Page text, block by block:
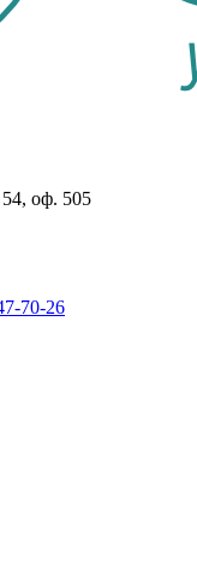
оф. 505
70-26